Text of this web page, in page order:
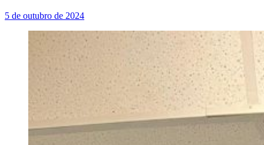
5 de outubro de 2024